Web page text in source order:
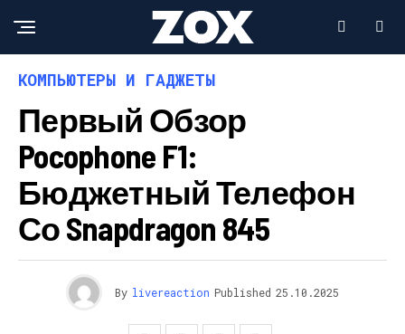
КОМПЬЮТЕРЫ И ГАДЖЕТЫ
Первый Обзор
Pocophone F1:
Бюджетный Телефон
Со Snapdragon 845
By livereaction Published 25.10.2025